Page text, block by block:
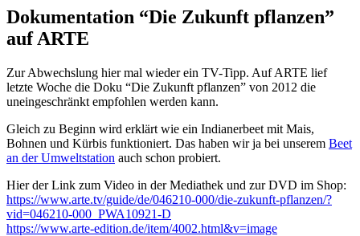
Dokumentation “Die Zukunft pflanzen”
auf ARTE
Zur Abwechslung hier mal wieder ein TV-Tipp. Auf ARTE lief
letzte Woche die Doku “Die Zukunft pflanzen” von 2012 die
uneingeschränkt empfohlen werden kann.
Gleich zu Beginn wird erklärt wie ein Indianerbeet mit Mais,
Bohnen und Kürbis funktioniert. Das haben wir ja bei unserem Beet
an der Umweltstation auch schon probiert.
Hier der Link zum Video in der Mediathek und zur DVD im Shop:
https://www.arte.tv/guide/de/046210-000/die-zukunft-pflanzen/?
vid=046210-000_PWA10921-D
https://www.arte-edition.de/item/4002.html&v=image